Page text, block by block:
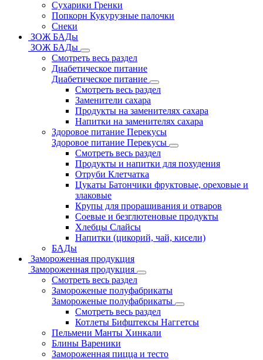
Сухарики Гренки
Попкорн Кукурузные палочки
Снеки
ЗОЖ БАДы
ЗОЖ БАДы
Смотреть весь раздел
Диабетическое питание
Диабетическое питание
Смотреть весь раздел
Заменители сахара
Продукты на заменителях сахара
Напитки на заменителях сахара
Здоровое питание Перекусы
Здоровое питание Перекусы
Смотреть весь раздел
Продукты и напитки для похудения
Отруби Клетчатка
Цукаты Батончики фруктовые, ореховые и
злаковые
Крупы для проращивания и отваров
Соевые и безглютеновые продукты
Хлебцы Слайсы
Напитки (цикорий, чай, кисели)
БАДы
Замороженная продукция
Замороженная продукция
Смотреть весь раздел
Замороженые полуфабрикаты
Замороженые полуфабрикаты
Смотреть весь раздел
Котлеты Бифштексы Наггетсы
Пельмени Манты Хинкали
Блины Вареники
Замороженная пицца и тесто